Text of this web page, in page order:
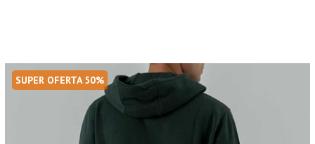
SUPER OFERTA 50%